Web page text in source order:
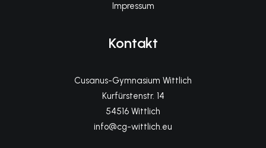
Impressum
Kontakt
Cusanus-Gymnasium Wittlich
Kurfürstenstr. 14
54516 Wittlich
info@cg-wittlich.eu